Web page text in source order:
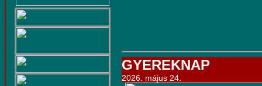
GYEREKNAP
2026. május 24.